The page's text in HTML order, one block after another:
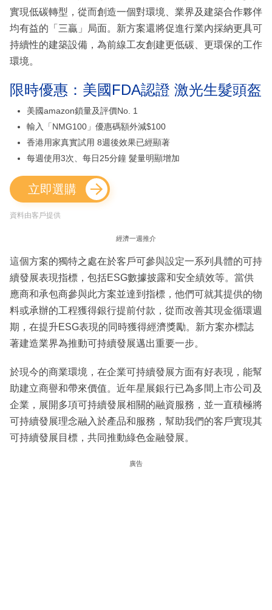
實現低碳轉型，從而創造一個對環境、業界及建築合作夥伴
均有益的「三贏」局面。新方案還將促進行業內採納更具可
持續性的建築設備，為前線工友創建更低碳、更環保的工作
環境。
限時優惠：美國FDA認證 激光生髮頭盔
美國amazon鎖量及評價No. 1
輸入「NMG100」優惠碼額外減$100
香港用家真實試用 8週後效果已經顯著
每週使用3次、每日25分鐘 髮量明顯增加
立即選購
資料由客戶提供
經濟一週推介
這個方案的獨特之處在於客戶可參與設定一系列具體的可持
續發展表現指標，包括ESG數據披露和安全績效等。當供
應商和承包商參與此方案並達到指標，他們可就其提供的物
料或承辦的工程獲得銀行提前付款，從而改善其現金循環週
期，在提升ESG表現的同時獲得經濟獎勵。新方案亦標誌
著建造業界為推動可持續發展邁出重要一步。
於現今的商業環境，在企業可持續發展方面有好表現，能幫
助建立商譽和帶來價值。近年星展銀行已為多間上市公司及
企業，展開多項可持續發展相關的融資服務，並一直積極將
可持續發展理念融入於產品和服務，幫助我們的客戶實現其
可持續發展目標，共同推動綠色金融發展。
廣告